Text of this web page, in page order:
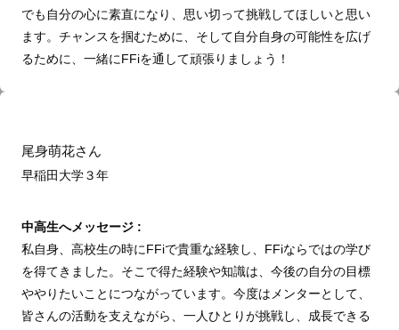
でも自分の心に素直になり、思い切って挑戦してほしいと思い
ます。チャンスを掴むために、そして自分自身の可能性を広げ
るために、一緒にFFiを通して頑張りましょう！
尾身萌花さん
早稲田大学３年
中高生へメッセージ :
私自身、高校生の時にFFiで貴重な経験し、FFiならではの学び
を得てきました。そこで得た経験や知識は、今後の自分の目標
ややりたいことにつながっています。今度はメンターとして、
皆さんの活動を支えながら、一人ひとりが挑戦し、成長できる